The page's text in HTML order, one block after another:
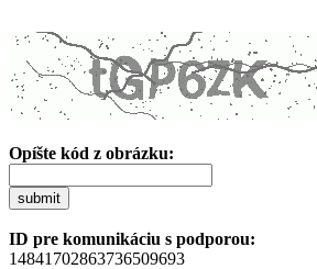
Opíšte kód z obrázku:
submit
ID pre komunikáciu s podporou:
14841702863736509693